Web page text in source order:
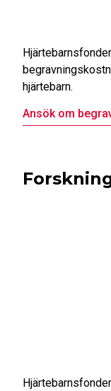
hjärtebarn.
Ansök om